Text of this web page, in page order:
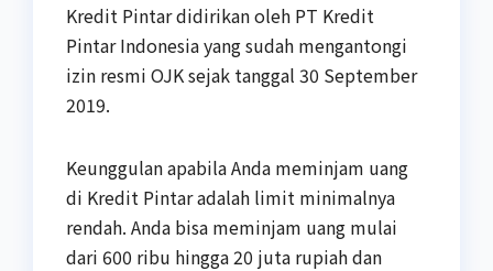
Kredit Pintar didirikan oleh PT Kredit
Pintar Indonesia yang sudah mengantongi
izin resmi OJK sejak tanggal 30 September
2019.
Keunggulan apabila Anda meminjam uang
di Kredit Pintar adalah limit minimalnya
rendah. Anda bisa meminjam uang mulai
dari 600 ribu hingga 20 juta rupiah dan